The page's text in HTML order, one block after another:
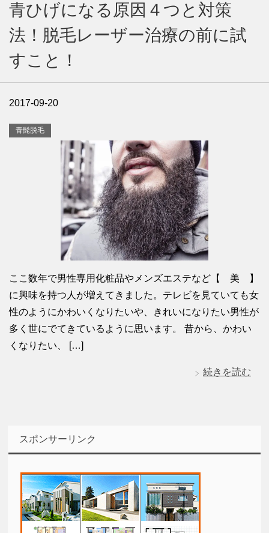
青ひげになる原因４つと対策
法！脱毛レーザー治療の前に試
すこと！
2017-09-20
青髭脱毛
ここ数年で男性専用化粧品やメンズエステなど【 美 】
に興味を持つ人が増えてきました。テレビを見ていても女
性のようにかわいくなりたいや、きれいになりたい男性が
多く世にでてきているように思います。 昔から、かわい
くなりたい、 […]
続きを読む
スポンサーリンク